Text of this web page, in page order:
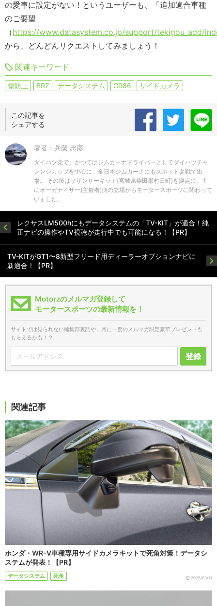
の愛車に設定がない！というユーザーも、「追加適合車種
のご要望
（https://www.datasystem.co.jp/support/tekigou_add/
から、どんどんリクエストしてみましょう！
関連キーワード
傷防止 BRZ データシステム GR86 サイドカメラ
この記事を
シェアする
著者：兵藤 忠彦
ダイハツ党で、かつてはジムカーナドライバーとしてダイハツチャ
レンジカップを中心に、全日本ジムカーナにもスポット参戦で出
場。 その後はサザンサーキット(宮城県柴田郡村田町)を拠点に、主
にオーガナイザー(主催者)側の立場からモータースポーツに関わって
いました。
レクサスLM500hにもデータシステムの「TV-KIT」が適合！純
正ナビの操作やTV視聴が走行中でも可能になる！【PR】
TV-KITがGT1〜8新型フリード用ディーラーオプションナビに
新適合！【PR】
Motorzのメルマガ登録して
モータースポーツの最新情報を！
サイトでは見られない編集部裏話や、月に一度のメルマガ限定豪華プレゼントも
もらえるかも！？
登録
関連記事
ホンダ・WR-V車種専用サイドカメラキットで死角対策！データシ
ステムが発表！【PR】
データシステム 死角 2025/03/11